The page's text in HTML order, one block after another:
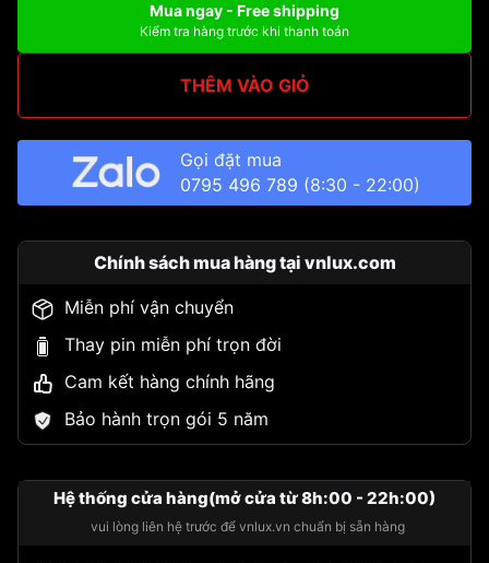
Mua ngay - Free shipping
Kiểm tra hàng trước khi thanh toán
THÊM VÀO GIỎ
Gọi đặt mua
0795 496 789 (8:30 - 22:00)
Chính sách mua hàng tại vnlux.com
Miễn phí vận chuyển
Thay pin miễn phí trọn đời
Cam kết hàng chính hãng
Bảo hành trọn gói 5 năm
Hệ thống cửa hàng(mở cửa từ 8h:00 - 22h:00)
vui lòng liên hệ trước để vnlux.vn chuẩn bị sẵn hàng